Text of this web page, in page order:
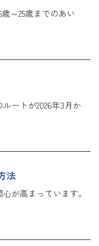
～25歳までのあい
ートが2026年3月か
法
が高まっています。